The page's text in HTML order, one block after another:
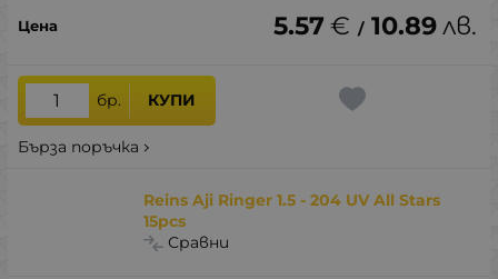
5.57 € / 10.89лв.
бр. КУПИ
Бърза поръчка
Reins Aji Ringer 1.5 - 204 UV All Stars
15pcs
Сравни